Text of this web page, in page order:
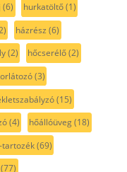
(6) hurkatöltő(1)
házrész (6)
(2) hőcserélő(2)
(3)
(15)
(4) hőállóüveg(18)
(69)
(77)